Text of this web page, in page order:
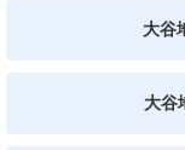
大谷
大谷